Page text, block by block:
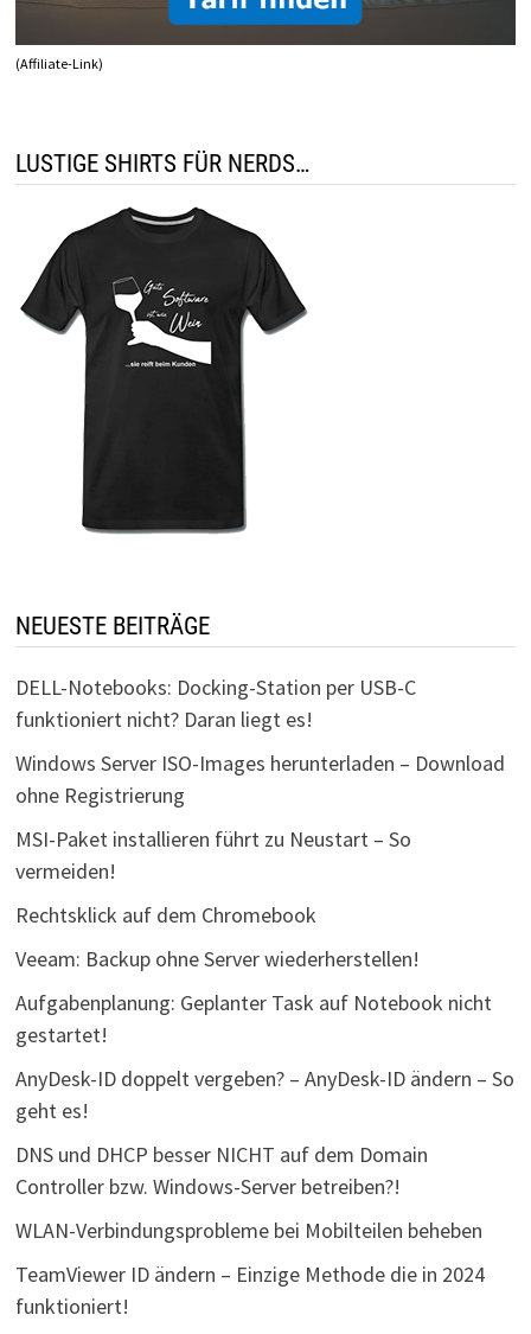
(Affiliate-Link)
LUSTIGE SHIRTS FÜR NERDS…
NEUESTE BEITRÄGE
DELL-Notebooks: Docking-Station per USB-C
funktioniert nicht? Daran liegt es!
Windows Server ISO-Images herunterladen – Download
ohne Registrierung
MSI-Paket installieren führt zu Neustart – So
vermeiden!
Rechtsklick auf dem Chromebook
Veeam: Backup ohne Server wiederherstellen!
Aufgabenplanung: Geplanter Task auf Notebook nicht
gestartet!
AnyDesk-ID doppelt vergeben? – AnyDesk-ID ändern – So
geht es!
DNS und DHCP besser NICHT auf dem Domain
Controller bzw. Windows-Server betreiben?!
WLAN-Verbindungsprobleme bei Mobilteilen beheben
TeamViewer ID ändern – Einzige Methode die in 2024
funktioniert!